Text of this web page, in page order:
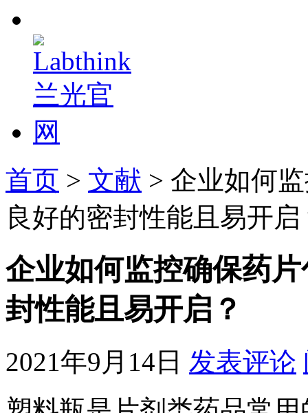
首页 > 文献 > 企业如何
良好的密封性能且易开启
企业如何监控确保药
封性能且易开启？
2021年9月14日 发表评论